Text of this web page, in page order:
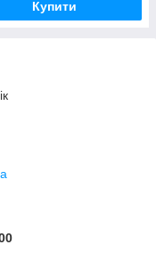
Купити